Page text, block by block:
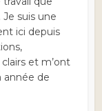
suis une
ici depuis
et m’ont
année de